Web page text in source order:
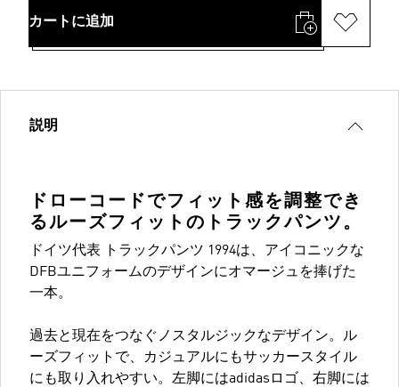
カートに追加
説明
ドローコードでフィット感を調整でき
るルーズフィットのトラックパンツ。
ドイツ代表 トラックパンツ 1994は、アイコニックな
DFBユニフォームのデザインにオマージュを捧げた
一本。
過去と現在をつなぐノスタルジックなデザイン。ル
ーズフィットで、カジュアルにもサッカースタイル
にも取り入れやすい。左脚にはadidasロゴ、右脚には